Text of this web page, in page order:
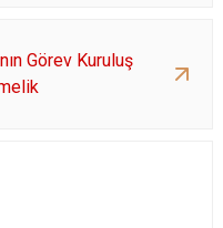
Görev Kuruluş